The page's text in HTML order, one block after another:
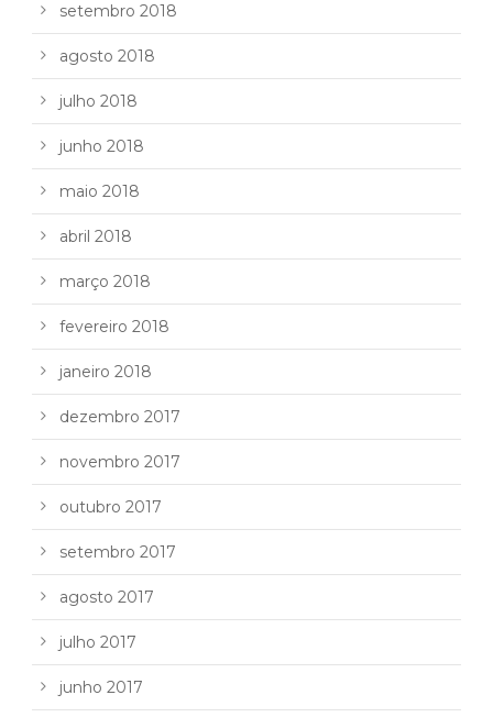
setembro 2018
agosto 2018
julho 2018
junho 2018
maio 2018
abril 2018
março 2018
fevereiro 2018
janeiro 2018
dezembro 2017
novembro 2017
outubro 2017
setembro 2017
agosto 2017
julho 2017
junho 2017